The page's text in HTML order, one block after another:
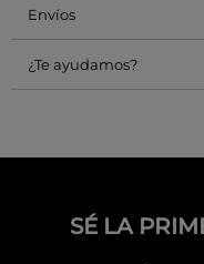
Envíos
¿Te ayudamos?
SÉ LA